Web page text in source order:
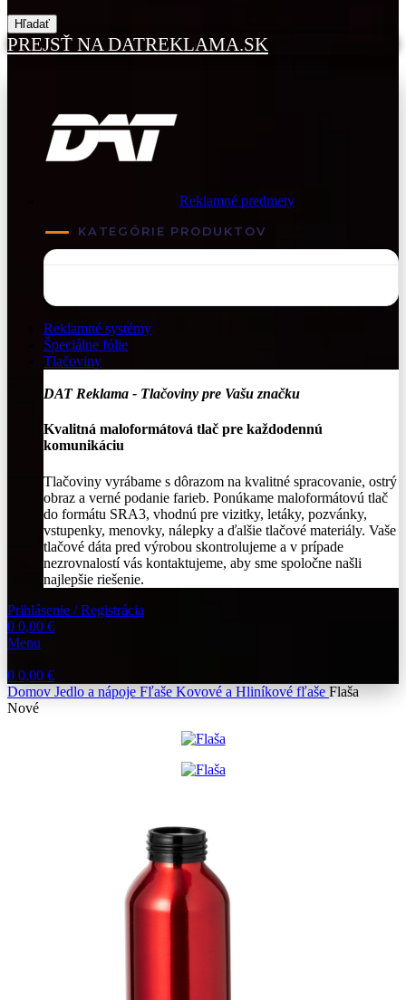
Hľadať
PREJSŤ NA DATREKLAMA.SK
Reklamné predmety
KATEGÓRIE PRODUKTOV
Reklamné systémy
Špeciálne fólie
Tlačoviny
DAT Reklama - Tlačoviny pre Vašu značku
Kvalitná maloformátová tlač pre každodennú
komunikáciu
Tlačoviny vyrábame s dôrazom na kvalitné spracovanie, ostrý
obraz a verné podanie farieb. Ponúkame maloformátovú tlač
do formátu SRA3, vhodnú pre vizitky, letáky, pozvánky,
vstupenky, menovky, nálepky a ďalšie tlačové materiály. Vaše
tlačové dáta pred výrobou skontrolujeme a v prípade
nezrovnalostí vás kontaktujeme, aby sme spoločne našli
najlepšie riešenie.
Prihlásenie / Registrácia
0 0,00 €
Menu
0 0,00 €
Domov Jedlo a nápoje Fľaše Kovové a Hliníkové fľaše Flaša
Nové